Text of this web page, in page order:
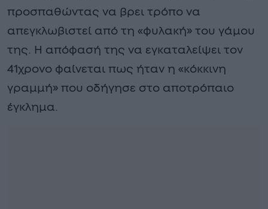
προσπαθώντας να βρει τρόπο να
απεγκλωβιστεί από τη «φυλακή» του γάμου
της. Η απόφασή της να εγκαταλείψει τον
41χρονο φαίνεται πως ήταν η «κόκκινη
γραμμή» που οδήγησε στο αποτρόπαιο
έγκλημα.